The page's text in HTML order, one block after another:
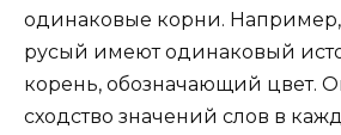
одинаковые корни.
русый имеют одинаковый
корень, обозначающий цвет.
сходство значений слов в